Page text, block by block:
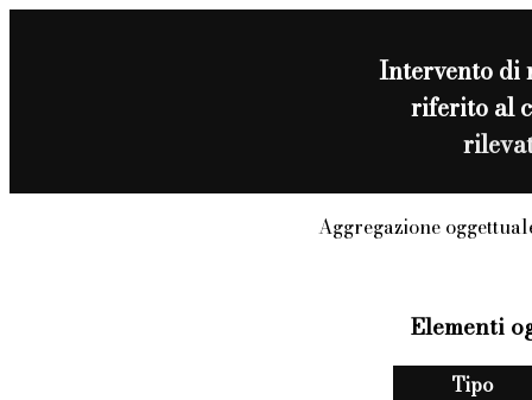
Intervento di
riferito al
Aggregazione
Elementi
Tipo